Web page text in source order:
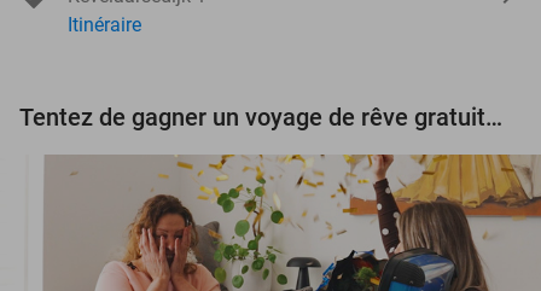
Itinéraire
Tentez de gagner un voyage de rêve gratuit d'une valeur de 3.000 € !